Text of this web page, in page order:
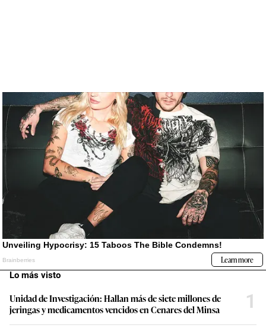
Lo más visto
Unidad de Investigación: Hallan más de siete millones de
jeringas y medicamentos vencidos en Cenares del Minsa
1